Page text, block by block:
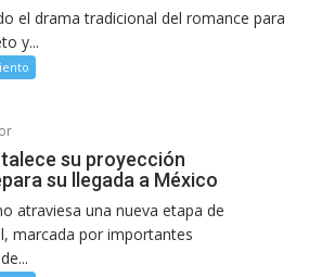
el drama tradicional del romance para
y...
su proyección
su llegada a México
atraviesa una nueva etapa de
marcada por importantes